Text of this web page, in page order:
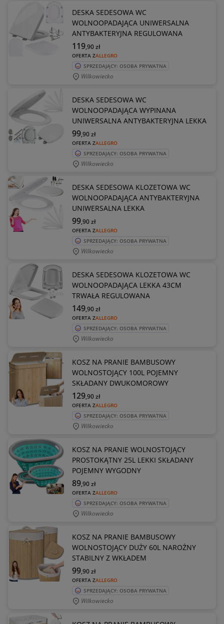
DESKA SEDESOWA WC
WOLNOOPADAJĄCA UNIWERSALNA
ANTYBAKTERYJNA REGULOWANA
OFERTA ZALLEGRO
119,90zł
SPRZEDAJĄCY: OSOBA PRYWATNA
Wilkowiecko
DESKA SEDESOWA WC
WOLNOOPADAJĄCA WYPINANA
UNIWERSALNA ANTYBAKTERYJNA LEKKA
OFERTA ZALLEGRO
99,90zł
SPRZEDAJĄCY: OSOBA PRYWATNA
Wilkowiecko
DESKA SEDESOWA KLOZETOWA WC
WOLNOOPADAJĄCA ANTYBAKTERYJNA
UNIWERSALNA LEKKA
OFERTA ZALLEGRO
99,90zł
SPRZEDAJĄCY: OSOBA PRYWATNA
Wilkowiecko
DESKA SEDESOWA KLOZETOWA WC
WOLNOOPADAJĄCA LEKKA 43CM
TRWAŁA REGULOWANA
OFERTA ZALLEGRO
149,90zł
SPRZEDAJĄCY: OSOBA PRYWATNA
Wilkowiecko
KOSZ NA PRANIE BAMBUSOWY
WOLNOSTOJĄCY 100L POJEMNY
SKŁADANY DWUKOMOROWY
OFERTA ZALLEGRO
129,90zł
SPRZEDAJĄCY: OSOBA PRYWATNA
Wilkowiecko
KOSZ NA PRANIE WOLNOSTOJĄCY
PROSTOKĄTNY 25L LEKKI SKŁADANY
POJEMNY WYGODNY
OFERTA ZALLEGRO
89,90zł
SPRZEDAJĄCY: OSOBA PRYWATNA
Wilkowiecko
KOSZ NA PRANIE BAMBUSOWY
WOLNOSTOJĄCY DUŻY 60L NAROŻNY
STABILNY Z WKŁADEM
OFERTA ZALLEGRO
99,90zł
SPRZEDAJĄCY: OSOBA PRYWATNA
Wilkowiecko